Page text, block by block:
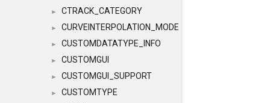
► CTRACK_CATEGORY
► CURVEINTERPOLATION_MODE
► CUSTOMDATATYPE_INFO
► CUSTOMGUI
► CUSTOMGUI_SUPPORT
► CUSTOMTYPE